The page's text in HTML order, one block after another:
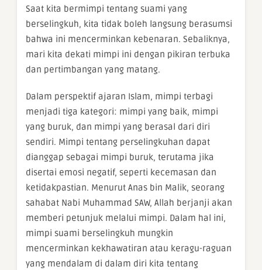
Saat kita bermimpi tentang suami yang
berselingkuh, kita tidak boleh langsung berasumsi
bahwa ini mencerminkan kebenaran. Sebaliknya,
mari kita dekati mimpi ini dengan pikiran terbuka
dan pertimbangan yang matang.
Dalam perspektif ajaran Islam, mimpi terbagi
menjadi tiga kategori: mimpi yang baik, mimpi
yang buruk, dan mimpi yang berasal dari diri
sendiri. Mimpi tentang perselingkuhan dapat
dianggap sebagai mimpi buruk, terutama jika
disertai emosi negatif, seperti kecemasan dan
ketidakpastian. Menurut Anas bin Malik, seorang
sahabat Nabi Muhammad SAW, Allah berjanji akan
memberi petunjuk melalui mimpi. Dalam hal ini,
mimpi suami berselingkuh mungkin
mencerminkan kekhawatiran atau keragu-raguan
yang mendalam di dalam diri kita tentang